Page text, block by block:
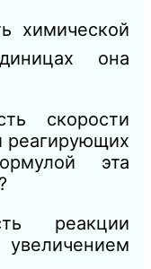
химической
она
скорости
реагирующих
эта
реакции